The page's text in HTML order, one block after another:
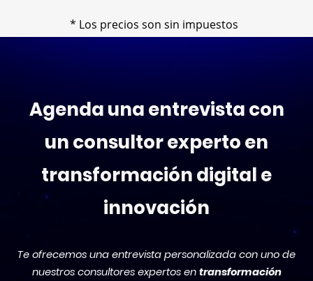
* Los precios son sin impuestos
Agenda una entrevista con
un consultor experto en
transformación digital e
innovación
Te ofrecemos una entrevista personalizada con uno de
nuestros consultores expertos en transformación